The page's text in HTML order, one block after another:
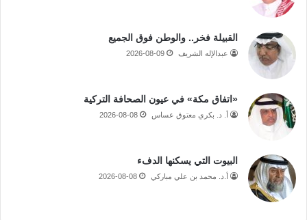
القبيلة فخر.. والوطن فوق الجميع
عبدالإله الشريف 2026-08-09
«اتفاق مكة» في عيون الصحافة التركية
أ. د. بكري معتوق عساس 2026-08-08
البيوت التي يسكنها الدفء
أ.د. محمد بن علي مباركي 2026-08-08